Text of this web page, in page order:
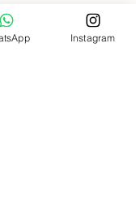
Instagram